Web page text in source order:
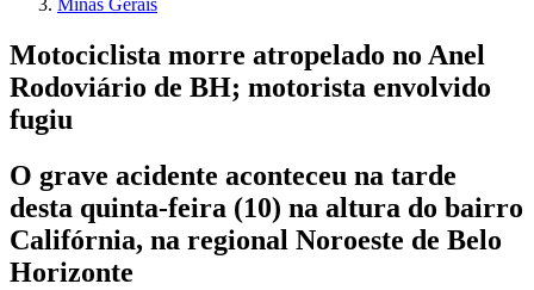
Minas Gerais
Motociclista morre atropelado no Anel
Rodoviário de BH; motorista envolvido
fugiu
O grave acidente aconteceu na tarde
desta quinta-feira (10) na altura do bairro
Califórnia, na regional Noroeste de Belo
Horizonte